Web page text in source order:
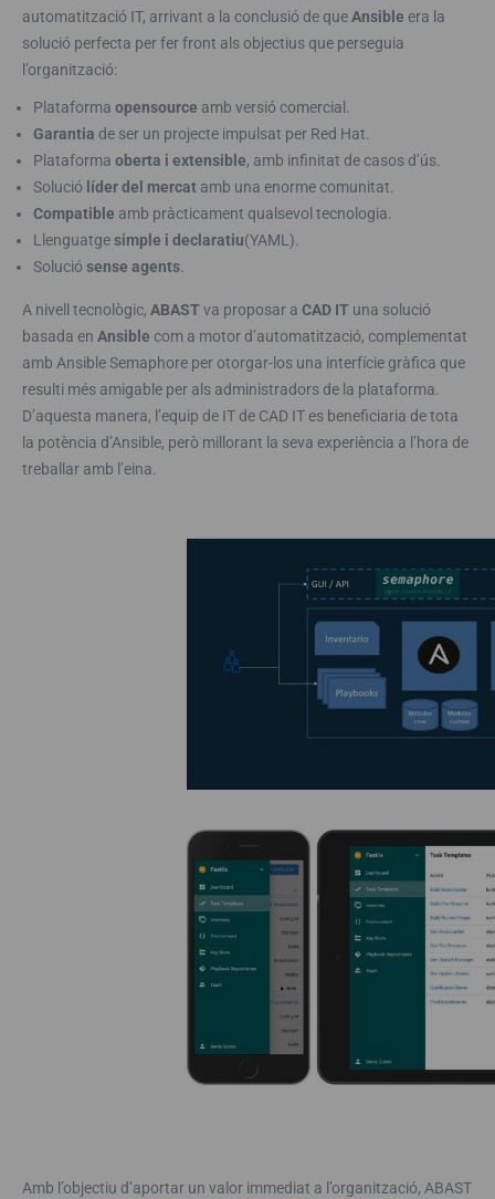
automatització IT, arrivant a la conclusió de queAnsible era la
solució perfecta per fer front als objectius que perseguia
l’organització:
Plataforma opensource amb versió comercial.
Garantia de ser un projecte impulsat per Red Hat.
Plataforma oberta i extensible, amb infinitat de casos d’ús.
Solució líder del mercat amb una enorme comunitat.
Compatible amb pràcticament qualsevol tecnologia.
Llenguatgesimple i declaratiu(YAML).
Solució sense agents.
A nivell tecnològic, ABASTva proposar a CAD IT una solució
basada en Ansible com a motor d’automatització, complementat
amb Ansible Semaphore per otorgar-los una interfície gràfica que
resulti més amigable per als administradors de la plataforma.
D’aquesta manera, l’equip de IT de CAD IT es beneficiaria de tota
la potència d’Ansible, però millorant la seva experiència a l’hora de
treballar amb l’eina.
Amb l’objectiu d’aportar un valor immediat a l’organització, ABAST